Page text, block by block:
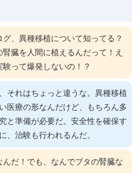
グ、異種移植について知ってる？
腎臓を人間に植えるんだって！え
験って爆発しないの！？
それはちょっと違うな。異種移植
医療の形なんだけど、もちろん多
と準備が必要だ。安全性を確保す
、治験も行われるんだ。
んだ！でも、なんでブタの腎臓な